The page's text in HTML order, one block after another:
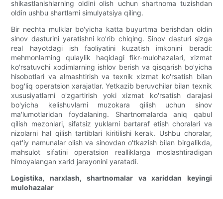
shikastlanishlarning oldini olish uchun shartnoma tuzishdan
oldin ushbu shartlarni simulyatsiya qiling.
Bir nechta mulklar bo'yicha katta buyurtma berishdan oldin
sinov dasturini yaratishni ko'rib chiqing. Sinov dasturi sizga
real hayotdagi ish faoliyatini kuzatish imkonini beradi:
mehmonlarning qulaylik haqidagi fikr-mulohazalari, xizmat
ko'rsatuvchi xodimlarning ishlov berish va qisqarish bo'yicha
hisobotlari va almashtirish va texnik xizmat ko'rsatish bilan
bog'liq operatsion xarajatlar. Yetkazib beruvchilar bilan texnik
xususiyatlarni o'zgartirish yoki xizmat ko'rsatish darajasi
bo'yicha kelishuvlarni muzokara qilish uchun sinov
ma'lumotlaridan foydalaning. Shartnomalarda aniq qabul
qilish mezonlari, sifatsiz yuklarni bartaraf etish choralari va
nizolarni hal qilish tartiblari kiritilishi kerak. Ushbu choralar,
qat'iy namunalar olish va sinovdan o'tkazish bilan birgalikda,
mahsulot sifatini operatsion realliklarga moslashtiradigan
himoyalangan xarid jarayonini yaratadi.
Logistika, narxlash, shartnomalar va xariddan keyingi
mulohazalar